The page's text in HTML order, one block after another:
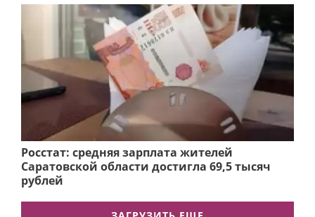
Росстат: средняя зарплата жителей
Саратовской области достигла 69,5 тысяч
рублей